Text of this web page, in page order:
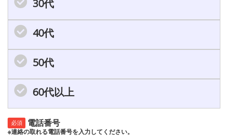
30代
40代
50代
60代以上
必須 電話番号
※連絡の取れる電話番号を入力してください。